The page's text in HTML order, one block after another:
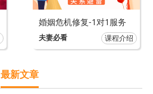
婚姻危机修复-1对1服务
夫妻必看 课程介绍
最新文章